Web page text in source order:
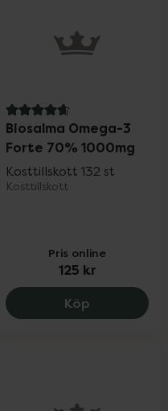
Omega-3,
4.8 av 5 i omdöme
Biosalma Omega-3
Forte 70% 1000mg
Kosttillskott 132 st
Kosttillskott
Pris online
125 kr
Köp Biosalma